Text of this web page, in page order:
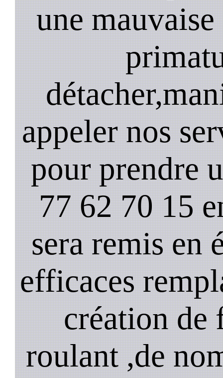
une
appeler nos
pour prendre
77 62 70 15
sera remis en
efficaces
création de
roulant ,de